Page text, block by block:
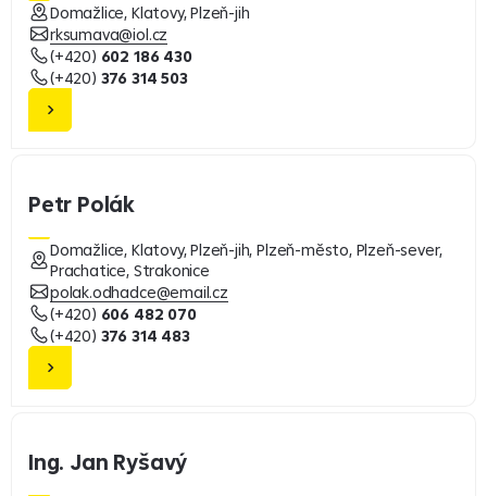
Domažlice, Klatovy, Plzeň-jih
rksumava@iol.cz
(+420) 602 186 430
(+420) 376 314 503
Petr Polák
Domažlice, Klatovy, Plzeň-jih, Plzeň-město, Plzeň-sever,
Prachatice, Strakonice
polak.odhadce@email.cz
(+420) 606 482 070
(+420) 376 314 483
Ing. Jan Ryšavý